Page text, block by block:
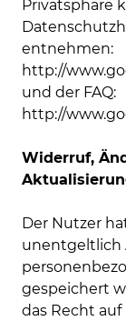
Privatsphäre
entnehmen:
http://
und der FAQ:
http://
Widerruf,
Der Nutzer
unentgeltlich
gespeichert
das Recht